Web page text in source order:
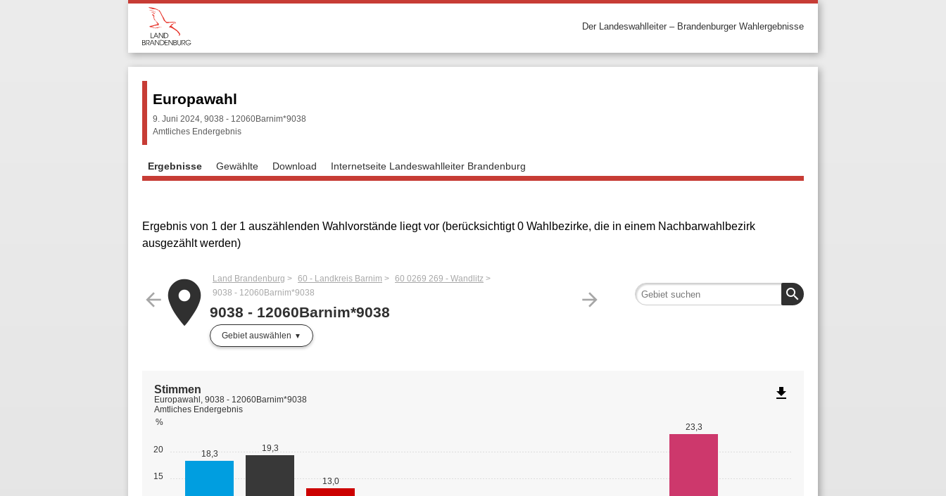
Der Landeswahlleiter – Brandenburger Wahlergebnisse
Europawahl
9. Juni 2024, 9038 - 12060Barnim*9038
Amtliches Endergebnis
Ergebnisse Gewählte Download Internetseite Landeswahlleiter Brandenburg
Ergebnis von 1 der 1 auszählenden Wahlvorstände liegt vor (berücksichtigt 0 Wahlbezirke, die in einem Nachbarwahlbezirk
ausgezählt werden)
arrow_back arrow_forward
placeLand Brandenburg 60 - Landkreis Barnim
60 0269 269 - Wandlitz
9038 - 12060Barnim*9038
9038 - 12060Barnim*9038
Gebiet auswählen
search
15
20
%
18,3
19,3
13,0
23,3
Stimmen
Europawahl, 9038 - 12060Barnim*9038
Amtliches Endergebnis
file_download